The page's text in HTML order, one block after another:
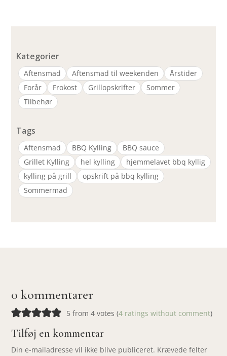
Kategorier
Aftensmad Aftensmad til weekenden
Årstider
Forår
Frokost Grillopskrifter
Sommer
Tilbehør
Tags
Aftensmad BBQ Kylling
BBQ sauce
Grillet Kylling
hel kylling
hjemmelavet bbq kyllig
kylling på grill
opskrift på bbq kylling
Sommermad
0 kommentarer
5 from 4 votes (4 ratings without comment)
Tilføj en kommentar
Din e-mailadresse vil ikke blive publiceret. Krævede felter